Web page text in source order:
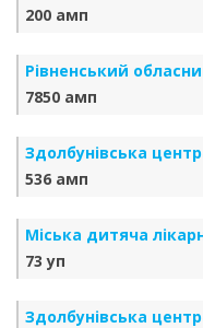
200 амп
Рівненський
7850 амп
Здолбунівська
536 амп
Міська дитяча
73 уп
Здолбунівська